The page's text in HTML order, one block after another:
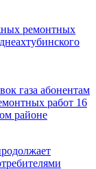
ремонтных
газа абонентам
работ 16
районе